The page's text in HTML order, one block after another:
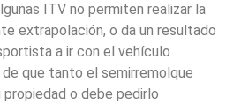
ITV no permiten realizar la
extrapolación, o da un resultado
a ir con el vehículo
que tanto el semirremolque
o debe pedirlo